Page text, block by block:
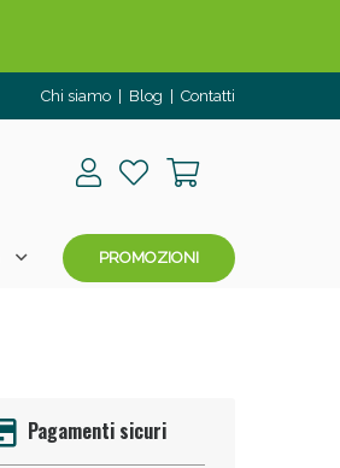
Chi siamo Blog Contatti
PROMOZIONI
Pagamenti sicuri